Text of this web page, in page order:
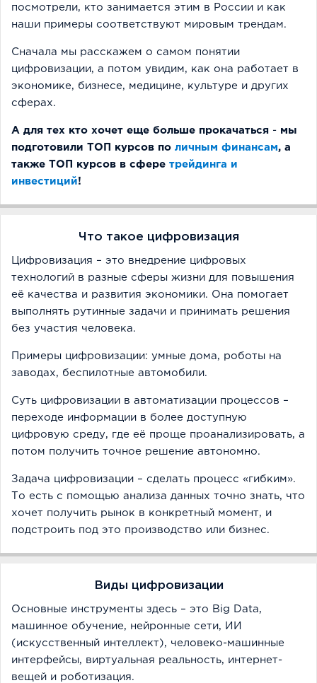
посмотрели, кто занимается этим в России и как
наши примеры соответствуют мировым трендам.
Сначала мы расскажем о самом понятии
цифровизации, а потом увидим, как она работает в
экономике, бизнесе, медицине, культуре и других
сферах.
А для тех кто хочет еще больше прокачаться - мы
подготовили ТОП курсов по личным финансам, а
также ТОП курсов в сфере трейдинга и
инвестиций!
Что такое цифровизация
Цифровизация – это внедрение цифровых
технологий в разные сферы жизни для повышения
её качества и развития экономики. Она помогает
выполнять рутинные задачи и принимать решения
без участия человека.
Примеры цифровизации: умные дома, роботы на
заводах, беспилотные автомобили.
Суть цифровизации в автоматизации процессов –
переходе информации в более доступную
цифровую среду, где её проще проанализировать, а
потом получить точное решение автономно.
Задача цифровизации – сделать процесс «гибким».
То есть с помощью анализа данных точно знать, что
хочет получить рынок в конкретный момент, и
подстроить под это производство или бизнес.
Виды цифровизации
Основные инструменты здесь – это Big Data,
машинное обучение, нейронные сети, ИИ
(искусственный интеллект), человеко-машинные
интерфейсы, виртуальная реальность, интернет-
вещей и роботизация.